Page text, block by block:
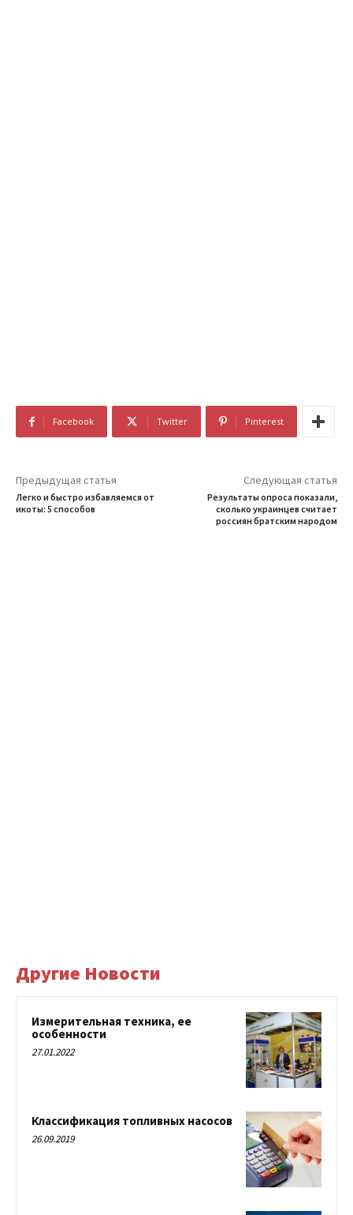
Facebook Twitter Pinterest
Предыдущая статья
Легко и быстро избавляемся от
икоты: 5 способов
Следующая статья
Результаты опроса показали,
сколько украинцев считает
россиян братским народом
Другие Новости
Измерительная техника, ее
особенности
27.01.2022
Классификация топливных насосов
26.09.2019